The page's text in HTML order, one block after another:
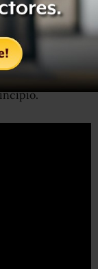
Es un
Peter
variopinto de
Todos ellos
lugar en
La fiesta